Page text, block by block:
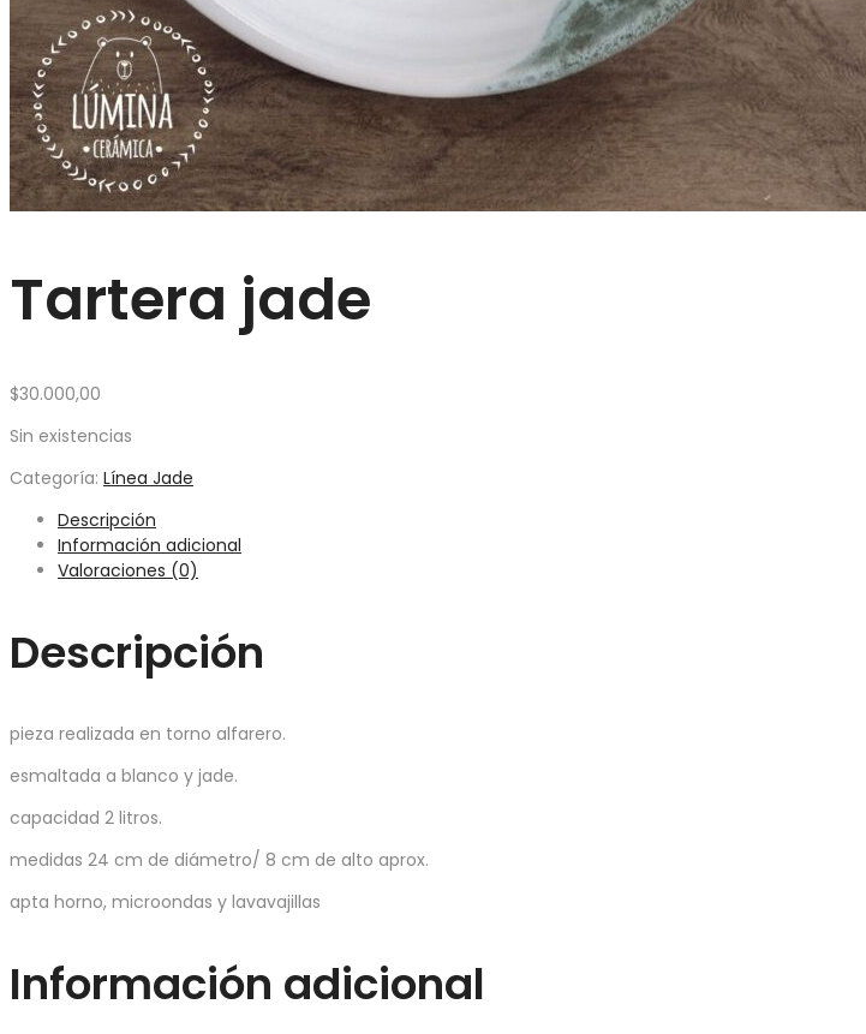
Tartera jade
$30.000,00
Sin existencias
Categoría: Línea Jade
Descripción
Información adicional
Valoraciones (0)
Descripción
pieza realizada en torno alfarero.
esmaltada a blanco y jade.
capacidad 2 litros.
medidas 24 cm de diámetro/ 8 cm de alto aprox.
apta horno, microondas y lavavajillas
Información adicional